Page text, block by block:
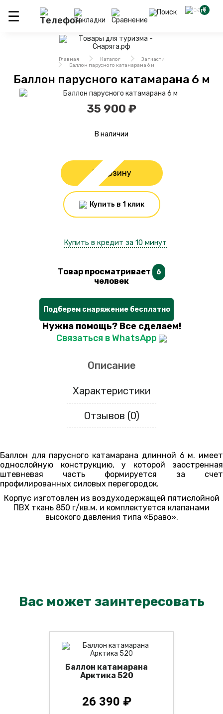
0
Главная Каталог
Запчасти
Баллон парусного катамарана 6 м
Баллон парусного катамарана 6 м
35 900 ₽
В наличии
В корзину
Купить в 1 клик
Купить в кредит за 10 минут
Товар просматривает 6
человек
Подберем снаряжение бесплатно
Нужна помощь? Все сделаем!
Связаться в WhatsApp
Описание
Характеристики
Отзывов (0)
Баллон для парусного катамарана длинной 6 м. имеет
однослойную конструкцию, у которой заостренная
штевневая часть формируется за счет
профилированных силовых перегородок.
Корпус изготовлен из воздуходержащей пятислойной
ПВХ ткань 850 г/кв.м. и комплектуется клапанами
высокого давления типа «Браво».
Вас может заинтересовать
Баллон катамарана
Арктика 520
26 390 ₽